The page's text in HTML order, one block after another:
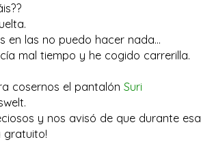
en las no puedo hacer nada...
mal tiempo y he cogido carrerilla.
cosernos el pantalón Suri
y nos avisó de que durante esa
gratuito!